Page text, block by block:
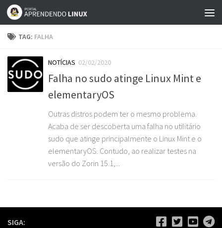
Skip to content
TAG: FALHA
NOTÍCIAS 02/02/2020
Falha no sudo atinge Linux Mint e
elementaryOS
Outras distros podem ter o mesmo problema.
Acaba de ser descoberta uma falha no utilitário
sudo que atinge principalmente o Linux Mint e o
elementaryOS. Contudo, ao realizar testes na
versão do Zorin 15.1,...
SIGA: